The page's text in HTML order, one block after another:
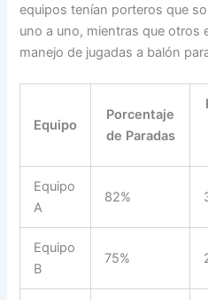
equipos tenían porteros que
uno a uno, mientras que otros
manejo de jugadas a balón
Equipo
Porcentaje
de Paradas
Equipo
A
82%
Equipo
B
75%